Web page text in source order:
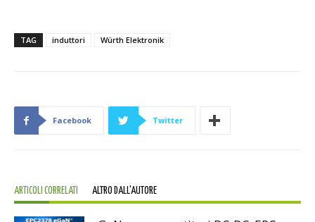
TAG induttori Würth Elektronik
Facebook Twitter
ARTICOLI CORRELATI ALTRO DALL'AUTORE